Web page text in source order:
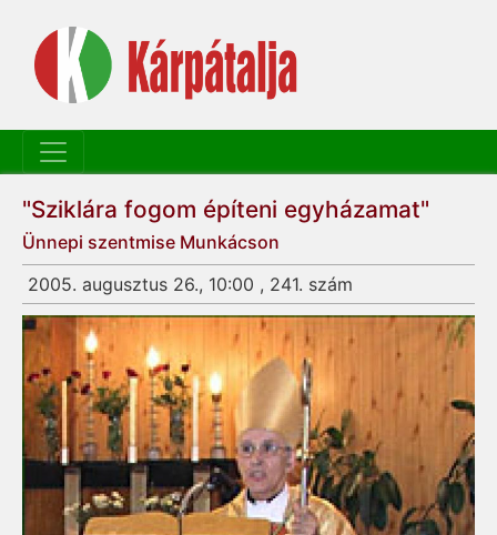
"Sziklára fogom építeni egyházamat"
Ünnepi szentmise Munkácson
2005. augusztus 26., 10:00 , 241. szám